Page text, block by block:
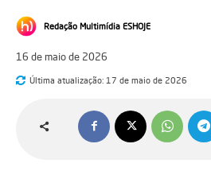
Redação Multimídia ESHOJE
16 de maio de 2026
Última atualização: 17 de maio de 2026